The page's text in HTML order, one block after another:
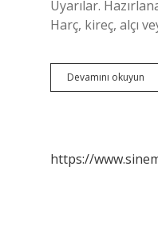
Uyarılar.
Harç, kireç, alçı
Devamını okuyun
https://